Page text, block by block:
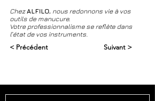
ChezALFILO, nous redonnons vie à vos
outils de manucure.
Votre professionnalisme se reflète dans
l’état de vos instruments.
< Précédent Suivant >